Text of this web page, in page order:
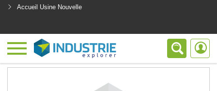
Accueil Usine Nouvelle